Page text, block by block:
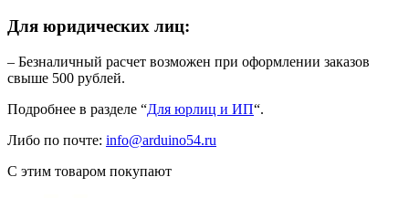
Для юридических лиц:
– Безналичный расчет возможен при оформлении заказов
свыше 500 рублей.
Подробнее в разделе “Для юрлиц и ИП“.
Либо по почте: info@arduino54.ru
С этим товаром покупают